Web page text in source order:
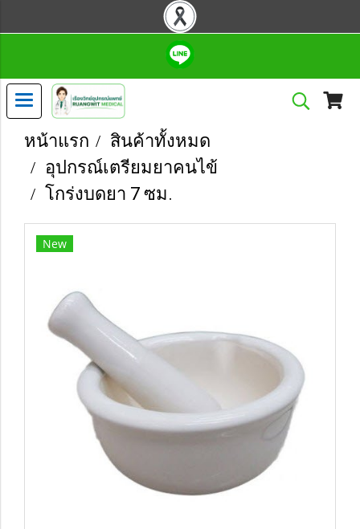
หน้าแรก
สินค้าทั้งหมด
อุปกรณ์เตรียมยาคนไข้
โกร่งบดยา 7 ซม.
New